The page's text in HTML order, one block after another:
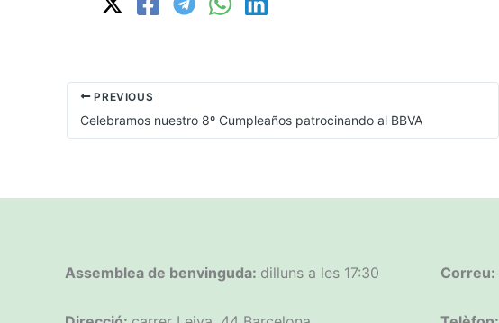
PREVIOUS
Celebramos nuestro 8º Cumpleaños patrocinando al BBVA
Assemblea de benvinguda: dilluns a les 17:30 Correu: